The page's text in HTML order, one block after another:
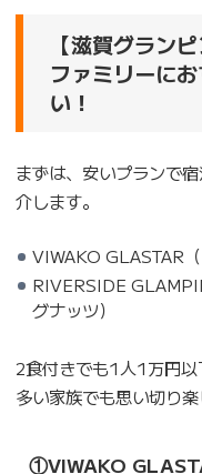
【滋賀グラン
ファミリーに
い！
まずは、安いプランで
介します。
VIWAKO GLASTAR（
RIVERSIDE
グナッツ）
2食付きでも1人1万円
多い家族でも思い切り楽
①VIWAKO